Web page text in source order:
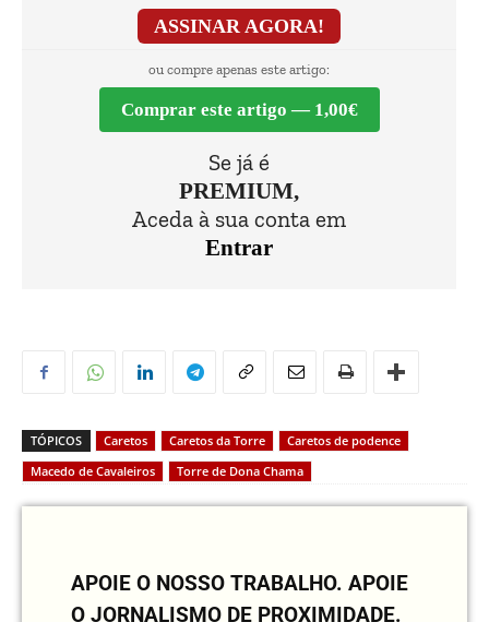
ASSINAR AGORA!
ou compre apenas este artigo:
Comprar este artigo — 1,00€
Se já é
PREMIUM,
Aceda à sua conta em
Entrar
TÓPICOS Caretos Caretos da Torre
Caretos de podence
Macedo de Cavaleiros
Torre de Dona Chama
APOIE O NOSSO TRABALHO. APOIE
O JORNALISMO DE PROXIMIDADE.